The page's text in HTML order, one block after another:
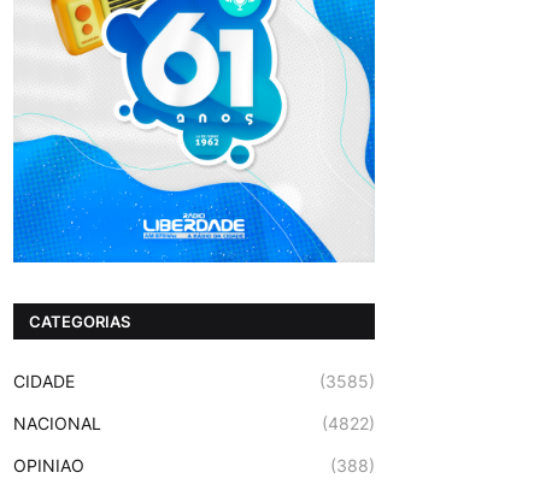
CATEGORIAS
CIDADE (3585)
NACIONAL (4822)
OPINIAO (388)